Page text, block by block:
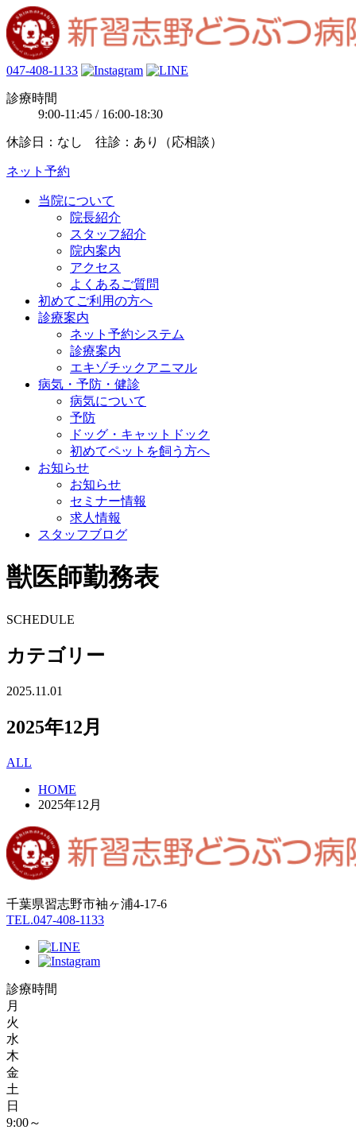
047-408-1133
診療時間
9:00-11:45 / 16:00-18:30
休診日：なし 往診：あり（応相談）
ネット予約
当院について
院長紹介
スタッフ紹介
院内案内
アクセス
よくあるご質問
初めてご利用の方へ
診療案内
ネット予約システム
診療案内
エキゾチックアニマル
病気・予防・健診
病気について
予防
ドッグ・キャットドック
初めてペットを飼う方へ
お知らせ
お知らせ
セミナー情報
求人情報
スタッフブログ
獣医師勤務表
SCHEDULE
カテゴリー
2025.11.01
2025年12月
ALL
HOME
2025年12月
千葉県習志野市袖ヶ浦4-17-6
TEL.047-408-1133
診療時間
月
火
水
木
金
土
日
9:00～